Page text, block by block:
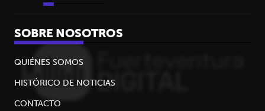
SOBRE NOSOTROS
QUIÉNES SOMOS
HISTÓRICO DE NOTICIAS
CONTACTO